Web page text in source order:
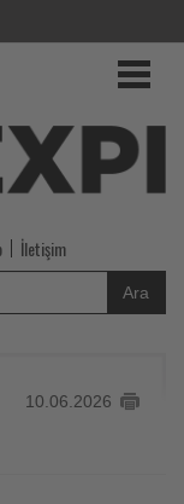
İletişim
Ara
10.06.2026